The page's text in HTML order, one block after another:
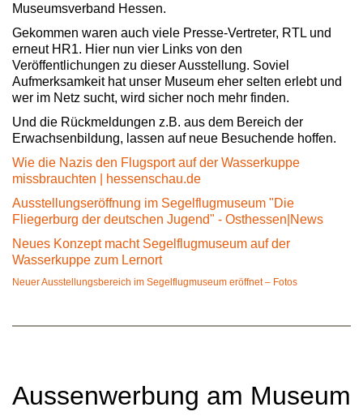
Museumsverband Hessen.
Gekommen waren auch viele Presse-Vertreter, RTL und
erneut HR1. Hier nun vier Links von den
Veröffentlichungen zu dieser Ausstellung. Soviel
Aufmerksamkeit hat unser Museum eher selten erlebt und
wer im Netz sucht, wird sicher noch mehr finden.
Und die Rückmeldungen z.B. aus dem Bereich der
Erwachsenbildung, lassen auf neue Besuchende hoffen.
Wie die Nazis den Flugsport auf der Wasserkuppe
missbrauchten | hessenschau.de
Ausstellungseröffnung im Segelflugmuseum "Die
Fliegerburg der deutschen Jugend" - Osthessen|News
Neues Konzept macht Segelflugmuseum auf der
Wasserkuppe zum Lernort
Neuer Ausstellungsbereich im Segelflugmuseum eröffnet – Fotos
Aussenwerbung am Museum